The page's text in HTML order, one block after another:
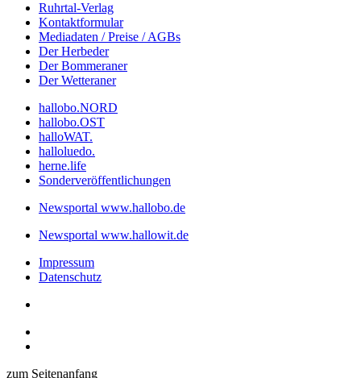
Ruhrtal-Verlag
Kontaktformular
Mediadaten / Preise / AGBs
Der Herbeder
Der Bommeraner
Der Wetteraner
hallobo.NORD
hallobo.OST
halloWAT.
halloluedo.
herne.life
Sonderveröffentlichungen
Newsportal www.hallobo.de
Newsportal www.hallowit.de
Impressum
Datenschutz
zum Seitenanfang